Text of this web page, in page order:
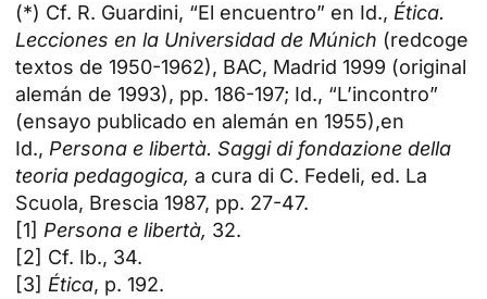
(*) Cf. R. Guardini, “El encuentro” en Id., Ética.
Lecciones en la Universidad de Múnich (redcoge
textos de 1950-1962), BAC, Madrid 1999 (original
alemán de 1993), pp. 186-197; Id., “L’incontro”
(ensayo publicado en alemán en 1955),en
Id., Persona e libertà. Saggi di fondazione della
teoria pedagogica, a cura di C. Fedeli, ed. La
Scuola, Brescia 1987, pp. 27-47.
[1] Persona e libertà, 32.
[2] Cf. Ib., 34.
[3] Ética, p. 192.